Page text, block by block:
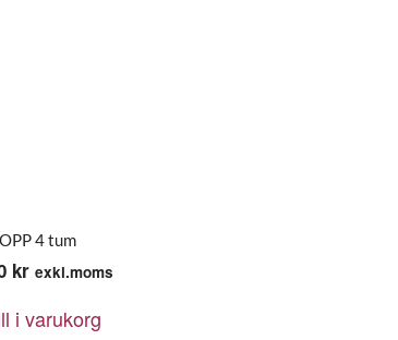
4 tum
kr exkl.moms
i varukorg